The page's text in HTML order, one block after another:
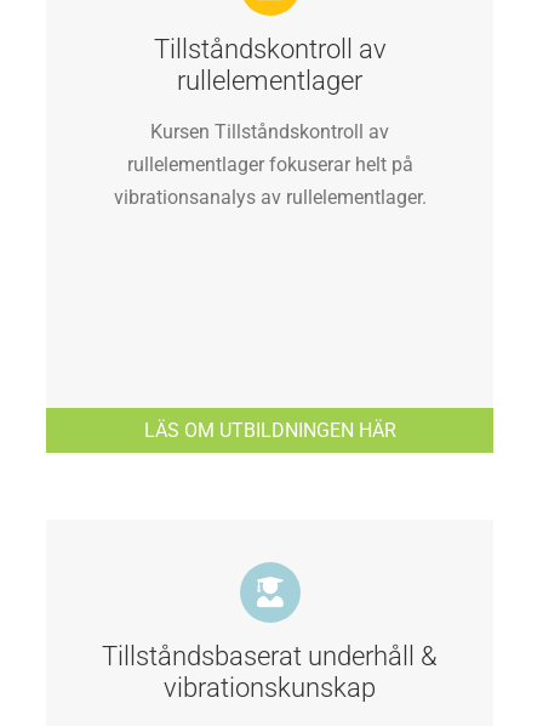
Tillståndskontroll av
rullelementlager
Kursen Tillståndskontroll av
rullelementlager fokuserar helt på
vibrationsanalys av rullelementlager.
LÄS OM UTBILDNINGEN HÄR
Tillståndsbaserat underhåll &
vibrationskunskap